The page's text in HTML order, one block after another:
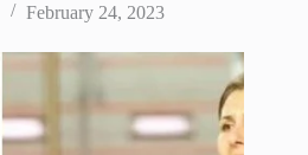
February 24, 2023